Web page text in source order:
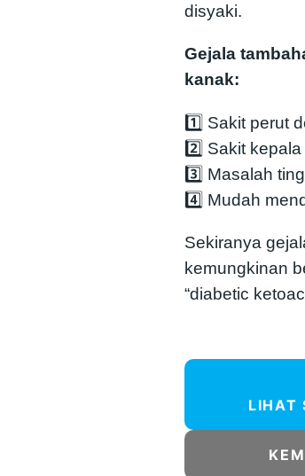
disyaki.
Gejala
kanak:
1️⃣ Sakit perut
2️⃣ Sakit kepala
3️⃣ Masalah
4️⃣ Mudah
Sekiranya
kemungkinan
“diabetic
LIHAT